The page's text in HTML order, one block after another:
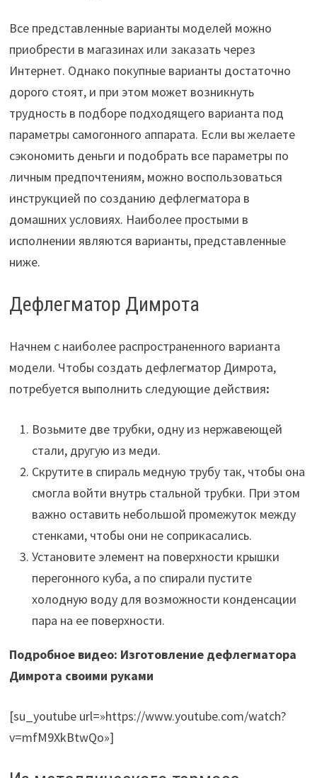
Все представленные варианты моделей можно
приобрести в магазинах или заказать через
Интернет. Однако покупные варианты достаточно
дорого стоят, и при этом может возникнуть
трудность в подборе подходящего варианта под
параметры самогонного аппарата. Если вы желаете
сэкономить деньги и подобрать все параметры по
личным предпочтениям, можно воспользоваться
инструкцией по созданию дефлегматора в
домашних условиях. Наиболее простыми в
исполнении являются варианты, представленные
ниже.
Дефлегматор Димрота
Начнем с наиболее распространенного варианта
модели. Чтобы создать дефлегматор Димрота,
потребуется выполнить следующие действия:
Возьмите две трубки, одну из нержавеющей
стали, другую из меди.
Скрутите в спираль медную трубу так, чтобы она
смогла войти внутрь стальной трубки. При этом
важно оставить небольшой промежуток между
стенками, чтобы они не соприкасались.
Установите элемент на поверхности крышки
перегонного куба, а по спирали пустите
холодную воду для возможности конденсации
пара на ее поверхности.
Подробное видео: Изготовление дефлегматора
Димрота своими руками
[su_youtube url=»https://www.youtube.com/watch?
v=mfM9XkBtwQo»]